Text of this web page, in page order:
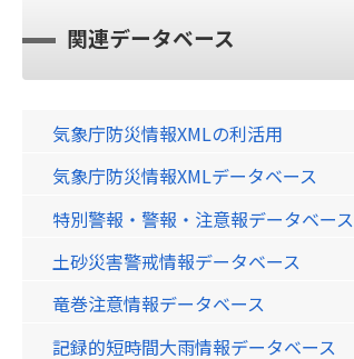
関連データベース
気象庁防災情報XMLの利活用
気象庁防災情報XMLデータベース
特別警報・警報・注意報データベース
土砂災害警戒情報データベース
竜巻注意情報データベース
記録的短時間大雨情報データベース